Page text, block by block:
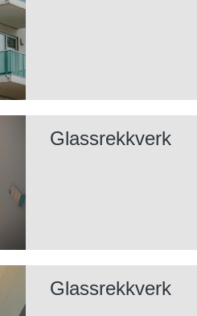
Glassrekkverk
Glassrekkverk